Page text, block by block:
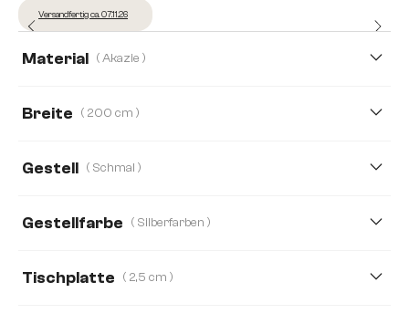
Versandfertig ca. 07.11.26
Material ( Akazie )
Breite ( 200 cm )
Gestell ( Schmal )
Gestellfarbe ( Silberfarben )
Tischplatte ( 2,5 cm )